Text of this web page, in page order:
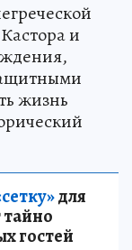
и
жизнь
для
тайно
гостей